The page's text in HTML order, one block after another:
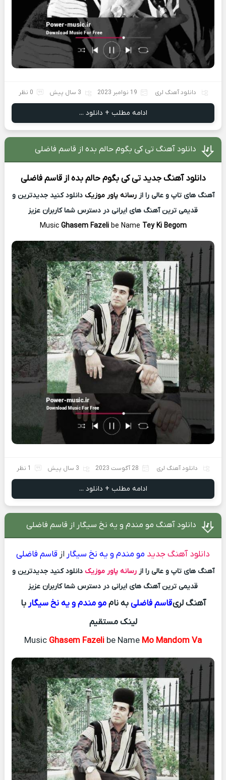
دانلود آهنگ لری 19 نوامبر 2023 3 سال پیش 0 نظر
ادامه مطلب + دانلود ...
دانلود آهنگ تی کی بگوم حالم بده از قاسم فاضلی
دانلود آهنگ جدید تی کی بگوم حالم بده ازقاسم فاضلی
آهنگ های تاپ و عالی را ازرسانه پاور موزیک دانلود کنید جدیدترین و
قدیمی ترین آهنگ های ایرانی در دسترس شما کاربران عزیز
Music Ghasem Fazeli be Name Tey Ki Begom
دانلود آهنگ لری 28 آگوست 2023 3 سال پیش 1 نظر
ادامه مطلب + دانلود ...
دانلود آهنگ مو مندم و یه نخ سیگار از قاسم فاضلی
دانلود آهنگ جدید مو مندم و یه نخ سیگارازقاسم فاضلی
آهنگ های تاپ و عالی را ازرسانه پاور موزیک دانلود کنید جدیدترین و
قدیمی ترین آهنگ های ایرانی در دسترس شما کاربران عزیز
آهنگ لریقاسم فاضلیبه ناممو مندم و یه نخ سیگاربا
لینک مستقیم
Music Ghasem Fazeli be Name Mo Mandom Va